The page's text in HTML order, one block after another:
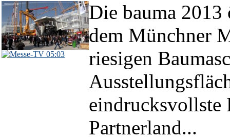
05:03
Die bauma
dem Münchner
riesigen
eindrucksvollste
Partnerland...